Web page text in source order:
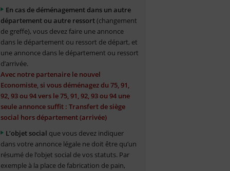
En cas de déménagement dans un autre
département ou autre ressort(changement
de greffe), vous devez faire une annonce
dans le département ou ressort de départ, et
une annonce dans le département ou ressort
d’arrivée.
Avec notre partenaire le nouvel
Economiste, si vous déménagez du 75, 91,
92, 93 ou 94 vers le 75, 91, 92, 93 ou 94 une
seule annonce suffit : Transfert de siège
social hors département (arrivée)
L’objet social que vous devez indiquer
dans votre annonce légale ne doit être qu’un
résumé de l’objet social de vos statuts. Par
exemple à la place de fabrication de pain,